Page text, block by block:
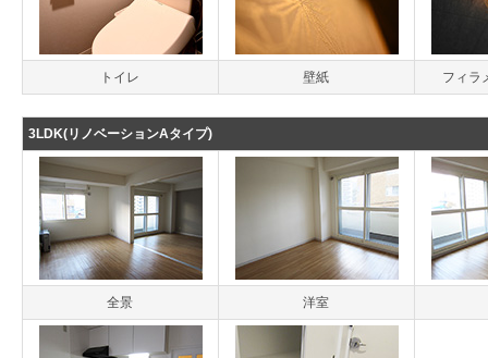
トイレ 壁紙 フィラ
3LDK(リノベーションAタイプ)
全景 洋室